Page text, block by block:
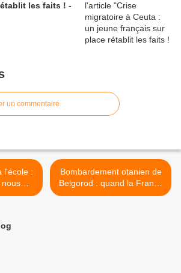
les faits ! -
un commentaire
nous
Bombardement otanien de
Belgorod : quand la France
devient un Etat, soutien du